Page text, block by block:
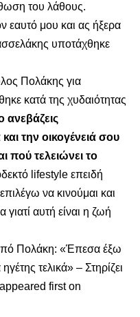
του λάθους.
εαυτό μου και ας ήξερα
υποτάχθηκε
Πολάκης για
κατά της χυδαιότητας
την οικογένειά σου
πού τελειώνει το
lifestyle επειδή
να κινούμαι και
αυτή είναι η ζωή
Πολάκη: «Έπεσα έξω
τελικά» – Στηρίζει
appeared first on